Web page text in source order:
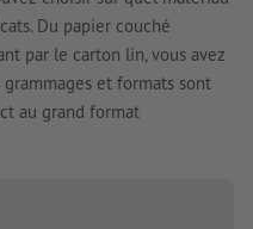
Du papier couché
par le carton lin, vous avez
et formats sont
au grand format